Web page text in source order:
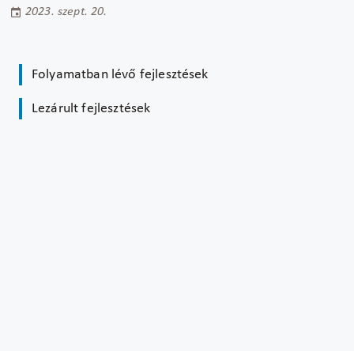
2023. szept. 20.
Folyamatban lévő fejlesztések
Lezárult fejlesztések